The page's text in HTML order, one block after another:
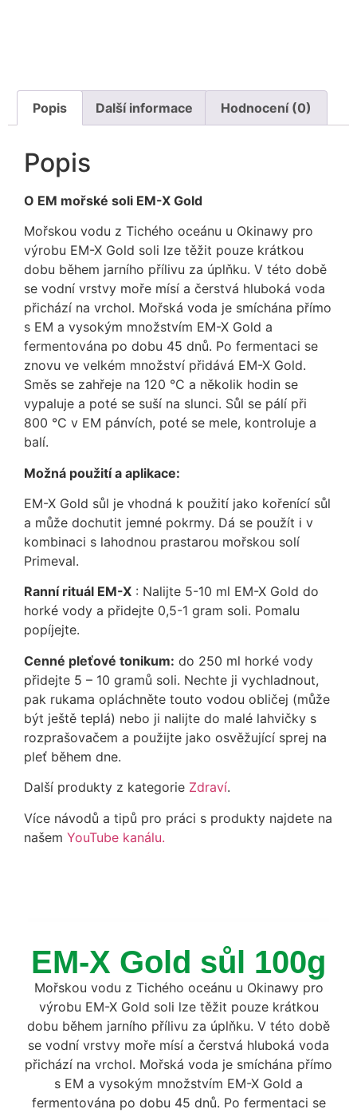
Popis Další informace Hodnocení (0)
Popis
O EM mořské soli EM-X Gold
Mořskou vodu z Tichého oceánu u Okinawy pro
výrobu EM-X Gold soli lze těžit pouze krátkou
dobu během jarního přílivu za úplňku. V této době
se vodní vrstvy moře mísí a čerstvá hluboká voda
přichází na vrchol. Mořská voda je smíchána přímo
s EM a vysokým množstvím EM-X Gold a
fermentována po dobu 45 dnů. Po fermentaci se
znovu ve velkém množství přidává EM-X Gold.
Směs se zahřeje na 120 °C a několik hodin se
vypaluje a poté se suší na slunci. Sůl se pálí při
800 °C v EM pánvích, poté se mele, kontroluje a
balí.
Možná použití a aplikace:
EM-X Gold sůl je vhodná k použití jako kořenící sůl
a může dochutit jemné pokrmy. Dá se použít i v
kombinaci s lahodnou prastarou mořskou solí
Primeval.
Ranní rituál EM-X : Nalijte 5-10 ml EM-X Gold do
horké vody a přidejte 0,5-1 gram soli. Pomalu
popíjejte.
Cenné pleťové tonikum: do 250 ml horké vody
přidejte 5 – 10 gramů soli. Nechte ji vychladnout,
pak rukama opláchněte touto vodou obličej (může
být ještě teplá) nebo ji nalijte do malé lahvičky s
rozprašovačem a použijte jako osvěžující sprej na
pleť během dne.
Další produkty z kategorie Zdraví.
Více návodů a tipů pro práci s produkty najdete na
našem YouTube kanálu.
EM-X Gold sůl 100g
Mořskou vodu z Tichého oceánu u Okinawy pro
výrobu EM-X Gold soli lze těžit pouze krátkou
dobu během jarního přílivu za úplňku. V této době
se vodní vrstvy moře mísí a čerstvá hluboká voda
přichází na vrchol. Mořská voda je smíchána přímo
s EM a vysokým množstvím EM-X Gold a
fermentována po dobu 45 dnů. Po fermentaci se